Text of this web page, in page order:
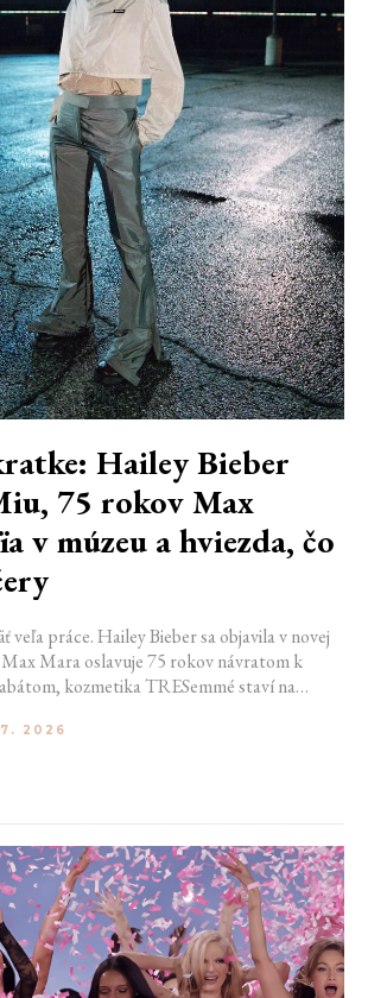
Hailey Bieber
75 rokov Max
v múzeu a hviezda, čo
veľa práce. Hailey Bieber sa objavila v novej
Mara oslavuje 75 rokov návratom k
kozmetika TRESemmé staví na
prvú veľkú americkú retrospektívu
2026